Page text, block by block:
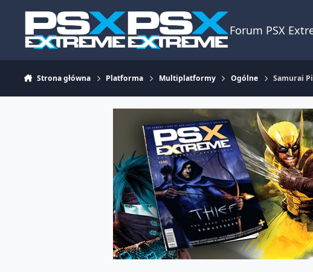
Forum PSX
Strona główna Platforma Multiplatformy Ogólne Samurai